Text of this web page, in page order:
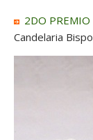
2DO PREMIO
Candelaria